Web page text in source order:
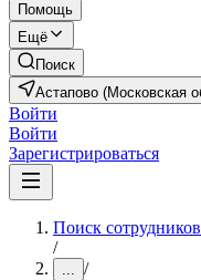
Помощь
Ещё
Поиск
Астапово (Московская
Войти
Войти
Зарегистрироваться
Поиск
/
... /